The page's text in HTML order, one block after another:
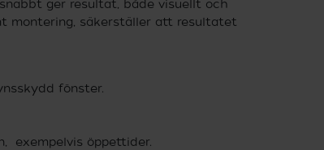
ger resultat, både visuellt och
montering, säkerställer att resultatet
fönster.
exempelvis öppettider.